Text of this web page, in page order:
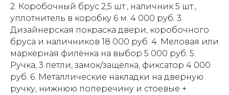
2. Коробочный брус 2,5 шт., наличник 5 шт.,
уплотнитель в коробку 6 м. 4 000 руб. 3.
Дизайнерская покраска двери, коробочного
бруса и наличников 18 000 руб. 4. Меловая или
маркерная филёнка на выбор 5 000 руб. 5.
Ручка, 3 петли, замок/защёлка, фиксатор 4 000
руб. 6. Металлические накладки на дверную
ручку, нижнюю поперечину и стоевые +